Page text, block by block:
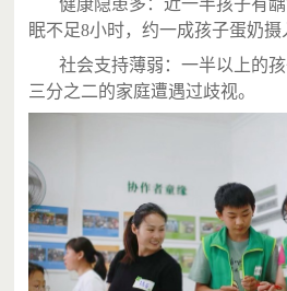
健康隐患多：近一半孩子有
眠不足8小时，约一成孩子蛋奶摄
社会支持薄弱：一半以上的
三分之二的家庭遭遇过歧视。